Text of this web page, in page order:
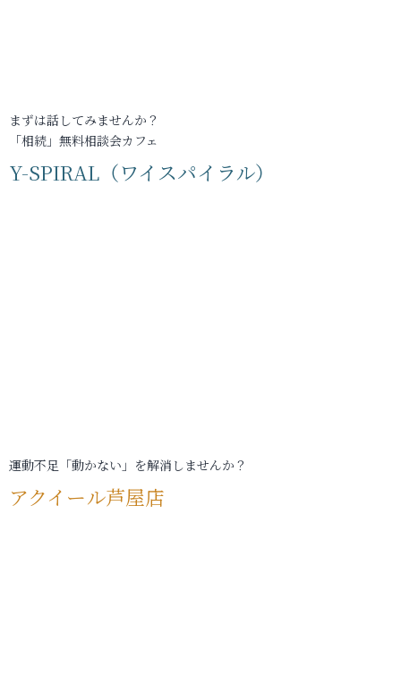
まずは話してみませんか？
「相続」無料相談会カフェ
Y-SPIRAL（ワイスパイラル）
運動不足「動かない」を解消しませんか？
アクイール芦屋店